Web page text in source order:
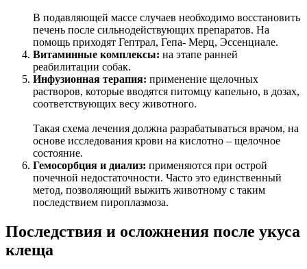
В подавляющей массе случаев необходимо восстановить
печень после сильнодействующих препаратов. На
помощь приходят Гептрал, Гепа- Мерц, Эссенциале.
Витаминные комплексы: на этапе ранней
реабилитации собак.
Инфузионная терапия: применение щелочных
растворов, которые вводятся питомцу капельно, в дозах,
соответствующих весу животного.
Такая схема лечения должна разрабатываться врачом, на
основе исследования крови на кислотно – щелочное
состояние.
Гемосорбция и диализ: применяются при острой
почечной недостаточности. Часто это единственный
метод, позволяющий выжить животному с таким
последствием пироплазмоза.
Последствия и осложнения после укуса
клеща